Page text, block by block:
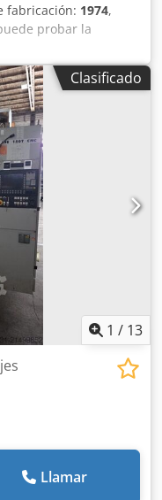
fabricación: 1974,
probar la
máximo del
3.000 mm
de la mesa 4000
Longitud máxima de
25 kW Altura de la
7600 mm
de la máquina 27,1 t
vía WhatsApp.
Clasificado
1 / 13
Llamar